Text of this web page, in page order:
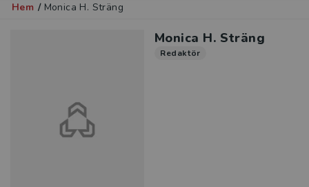
Hem / Monica H. Sträng
Monica H. Sträng
Redaktör